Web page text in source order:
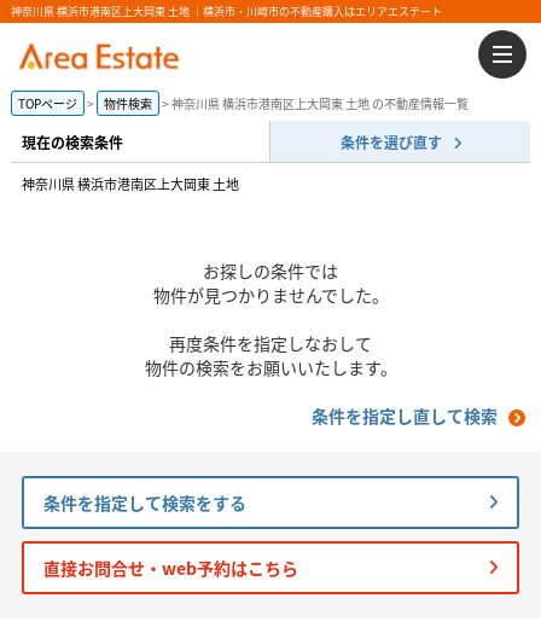
神奈川県 横浜市港南区上大岡東 土地 ｜横浜市・川崎市の不動産購入はエリアエステート
TOPページ 物件検索 神奈川県 横浜市港南区上大岡東 土地 の不動産情報一覧
現在の検索条件 条件を選び直す
神奈川県 横浜市港南区上大岡東 土地
お探しの条件では
物件が見つかりませんでした。
再度条件を指定しなおして
物件の検索をお願いいたします。
条件を指定し直して検索
条件を指定して検索をする
直接お問合せ・web予約はこちら